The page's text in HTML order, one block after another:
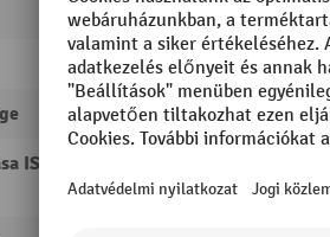
RAL 5018 türkizkék
Ásványolaj
0.3 l
ISO-VG